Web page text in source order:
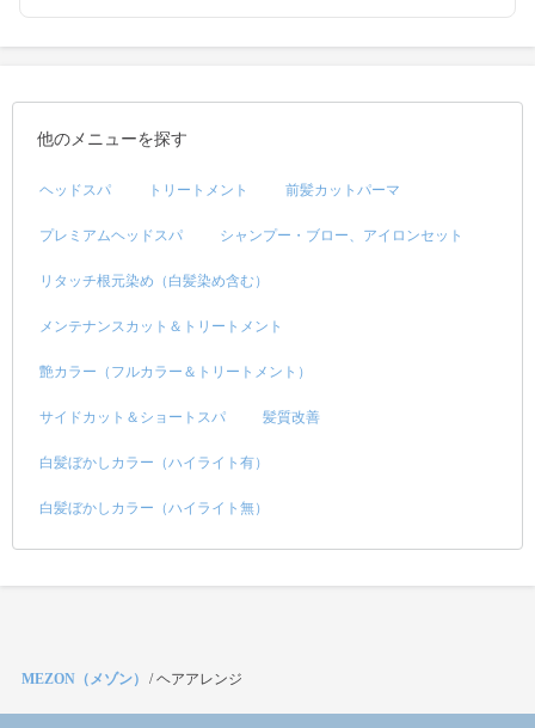
他のメニューを探す
ヘッドスパ トリートメント 前髪カットパーマ
プレミアムヘッドスパ シャンプー・ブロー、アイロンセット
リタッチ根元染め（白髪染め含む）
メンテナンスカット＆トリートメント
艶カラー（フルカラー＆トリートメント）
サイドカット＆ショートスパ 髪質改善
白髪ぼかしカラー（ハイライト有）
白髪ぼかしカラー（ハイライト無）
MEZON（メゾン） /ヘアアレンジ